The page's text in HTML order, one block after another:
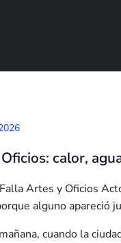
calor,
Artes y Oficios
alguno apareció
cuando la